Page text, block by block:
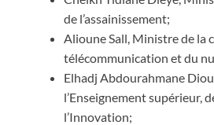
de l’assainissement;
Alioune Sall, Ministre de la
télécommunication et du
Elhadj Abdourahmane
l’Enseignement supérieur,
l’Innovation;